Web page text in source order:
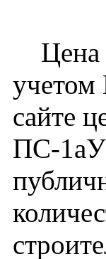
Цена
учетом
сайте
ПС-1аУ